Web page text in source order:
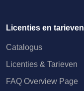
Licenties en tarieven
Catalogus
Licenties & Tarieven
FAQ Overview Page